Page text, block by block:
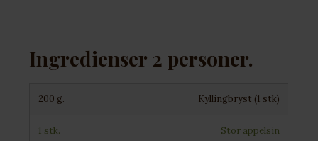
Ingredienser 2 personer.
200 g. Kyllingbryst (1 stk)
1 stk. Stor appelsin